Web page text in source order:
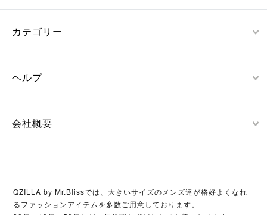
カテゴリー
ヘルプ
会社概要
QZILLA by Mr.Blissでは、大きいサイズのメンズ達が格好よくなれ
るファッションアイテムを多数ご用意しております。